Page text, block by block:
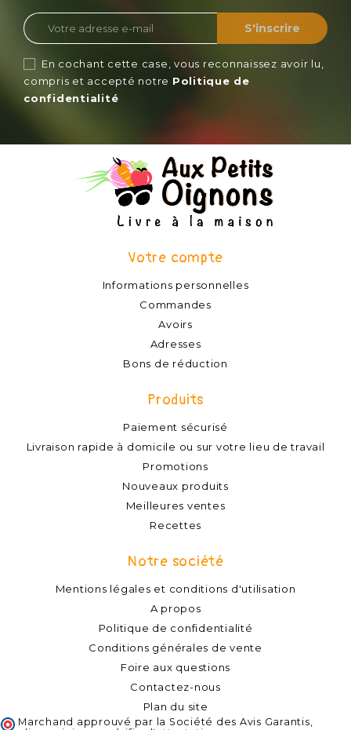
En cochant cette case, vous reconnaissez avoir lu,
compris et accepté notre Politique de
confidentialité
Votre compte
Informations personnelles
Commandes
Avoirs
Adresses
Bons de réduction
Produits
Paiement sécurisé
Livraison rapide à domicile ou sur votre lieu de travail
Promotions
Nouveaux produits
Meilleures ventes
Recettes
Notre société
Mentions légales et conditions d'utilisation
A propos
Politique de confidentialité
Conditions générales de vente
Foire aux questions
Contactez-nous
Plan du site
Marchand approuvé par la Société des Avis Garantis,